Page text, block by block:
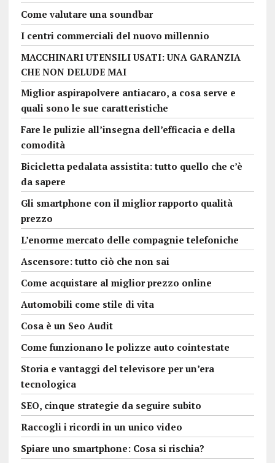
Come valutare una soundbar
I centri commerciali del nuovo millennio
MACCHINARI UTENSILI USATI: UNA GARANZIA
CHE NON DELUDE MAI
Miglior aspirapolvere antiacaro, a cosa serve e
quali sono le sue caratteristiche
Fare le pulizie all’insegna dell’efficacia e della
comodità
Bicicletta pedalata assistita: tutto quello che c’è
da sapere
Gli smartphone con il miglior rapporto qualità
prezzo
L’enorme mercato delle compagnie telefoniche
Ascensore: tutto ciò che non sai
Come acquistare al miglior prezzo online
Automobili come stile di vita
Cosa è un Seo Audit
Come funzionano le polizze auto cointestate
Storia e vantaggi del televisore per un’era
tecnologica
SEO, cinque strategie da seguire subito
Raccogli i ricordi in un unico video
Spiare uno smartphone: Cosa si rischia?